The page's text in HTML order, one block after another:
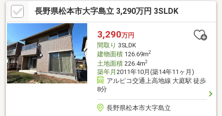
長野県松本市大字島立 3,290万円 3SLDK
3,290万円
間取り 3SLDK
建物面積126.69m2
土地面積226.4m2
築年月 2011年10月(築14年11ヶ月)
アルピコ交通上高地線 大庭駅 徒歩
8分
長野県松本市大字島立